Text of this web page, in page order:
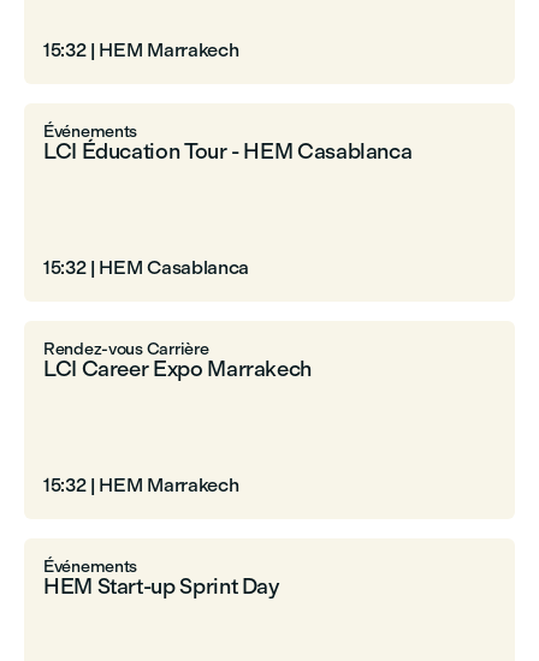
15:32| HEM Marrakech
Événements
LCI Éducation Tour - HEM Casablanca
15:32| HEM Casablanca
Rendez-vous Carrière
LCI Career Expo Marrakech
15:32| HEM Marrakech
Événements
HEM Start-up Sprint Day